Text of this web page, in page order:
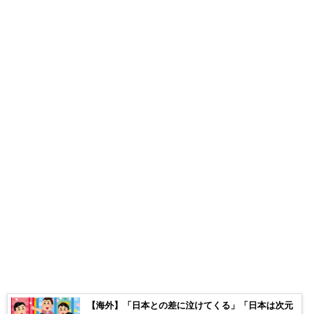
【海外】「日本との差に泣けてくる」「日本は次元